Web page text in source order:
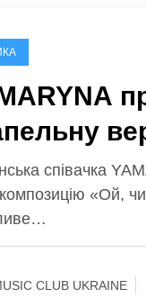
«Ой, чи
та
співачка
«Ой,
CLUB UKRAINE